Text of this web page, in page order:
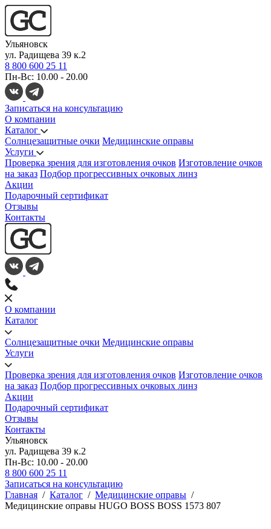
Ульяновск
ул. Радищева 39 к.2
8 800 600 25 11
Пн-Вс: 10.00 - 20.00
Записаться на консультацию
О компании
Каталог
Солнцезащитные очки Медицинские оправы
Услуги
Проверка зрения для изготовления очков Изготовление очков
на заказ Подбор прогрессивных очковых линз
Акции
Подарочный сертификат
Отзывы
Контакты
О компании
Каталог
Солнцезащитные очки Медицинские оправы
Услуги
Проверка зрения для изготовления очков Изготовление очков
на заказ Подбор прогрессивных очковых линз
Акции
Подарочный сертификат
Отзывы
Контакты
Ульяновск
ул. Радищева 39 к.2
Пн-Вс: 10.00 - 20.00
8 800 600 25 11
Записаться на консультацию
Главная / Каталог / Медицинские оправы /
Медицинские оправы HUGO BOSS BOSS 1573 807